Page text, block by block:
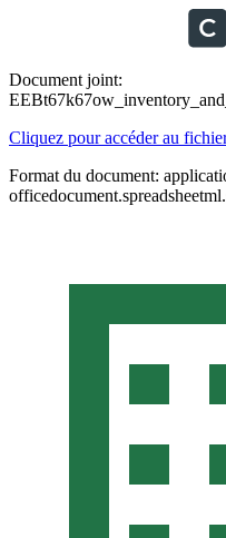
Document joint:
Cliquez pour accéder au
Format du document: